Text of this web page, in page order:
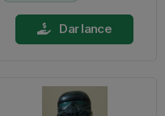
Dar lance